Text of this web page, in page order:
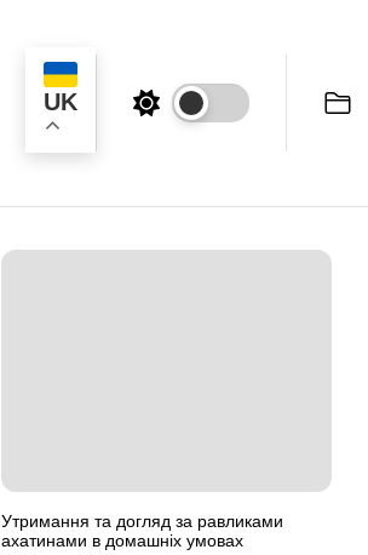
UK
Утримання та догляд за равликами
ахатинами в домашніх умовах